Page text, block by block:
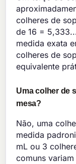
colheres de
de 16 =
medida exata
colheres de
equivalente
Uma colher de
mesa?
Não, uma
medida
mL ou 3
comuns